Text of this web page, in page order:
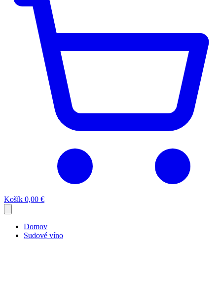
Košík 0,00 €
Domov
Sudové víno